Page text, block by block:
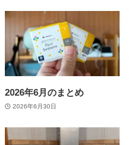
2026年6月のまとめ
2026年6月30日